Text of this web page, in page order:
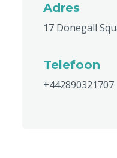
Adres
17 Donegall
Telefoon
+442890321707